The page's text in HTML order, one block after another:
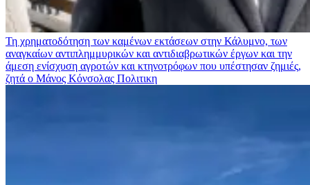
Τη χρηματοδότηση των καμένων εκτάσεων στην Κάλυμνο, των
αναγκαίων αντιπλημμυρικών και αντιδιαβρωτικών έργων και την
άμεση ενίσχυση αγροτών και κτηνοτρόφων που υπέστησαν ζημιές,
ζητά ο Μάνος Κόνσολας Πολιτικη